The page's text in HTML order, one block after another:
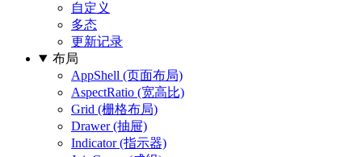
自定义
多态
更新记录
布局
AppShell (页面布局)
AspectRatio (宽高比)
Grid (栅格布局)
Drawer (抽屉)
Indicator (指示器)